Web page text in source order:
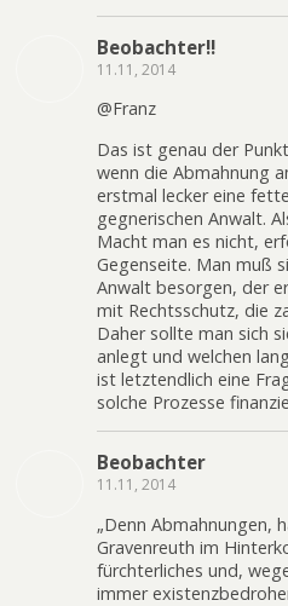
Beobachter!!
11.11, 2014
@Franz
Das ist genau der
wenn die Abmahnung
erstmal lecker eine
gegnerischen Anwalt.
Macht man es nicht,
Gegenseite. Man muß
Anwalt besorgen, der
mit Rechtsschutz, die
Daher sollte man sich
anlegt und welchen
ist letztendlich eine
solche Prozesse
Beobachter
11.11, 2014
„Denn Abmahnungen,
Gravenreuth im
fürchterliches und,
immer